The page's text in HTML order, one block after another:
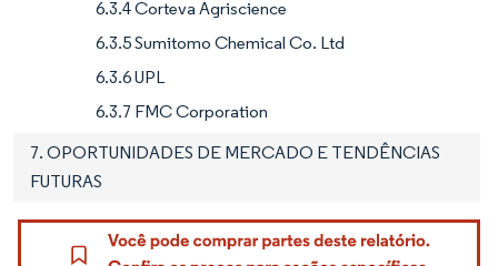
6.3.4 Corteva Agriscience
6.3.5 Sumitomo Chemical Co. Ltd
6.3.6 UPL
6.3.7 FMC Corporation
7. OPORTUNIDADES DE MERCADO E TENDÊNCIAS
FUTURAS